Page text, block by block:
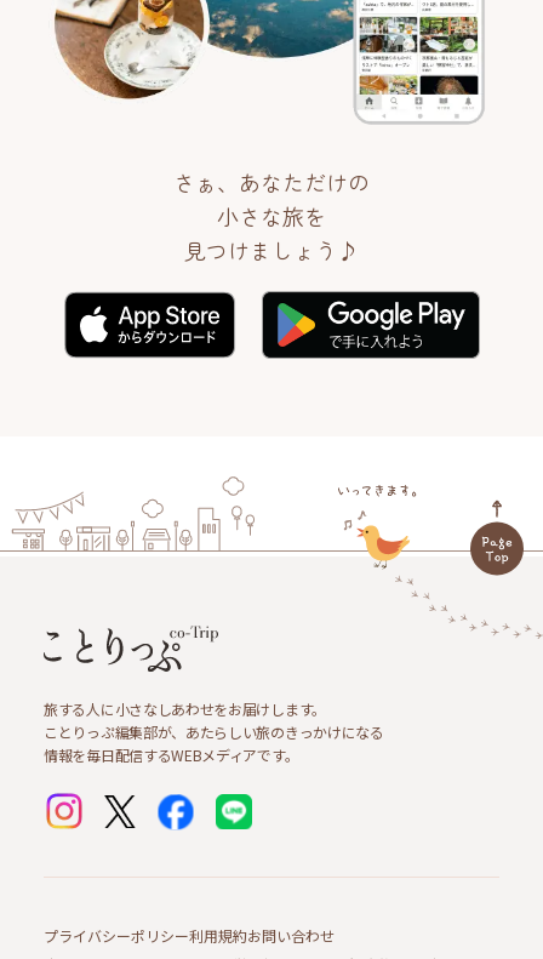
さぁ、あなただけの
小さな旅を
見つけましょう♪
旅する人に小さなしあわせをお届けします。
ことりっぷ編集部が、あたらしい旅のきっかけになる
情報を毎日配信するWEBメディアです。
プライバシーポリシー利用規約お問い合わせ